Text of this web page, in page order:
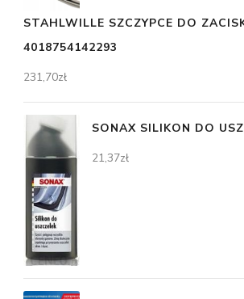
STAHLWILLE SZCZYPCE DO
4018754142293
231,70zł
SONAX SILIKON DO
21,37zł